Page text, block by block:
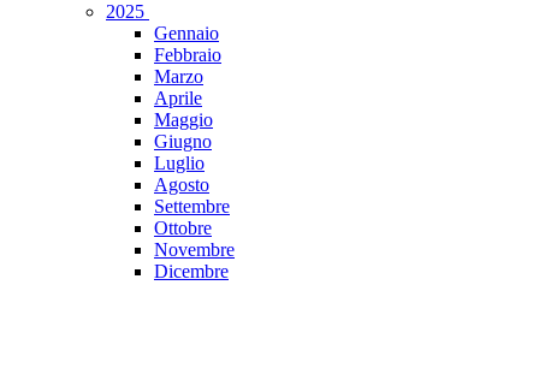
2025
Gennaio
Febbraio
Marzo
Aprile
Maggio
Giugno
Luglio
Agosto
Settembre
Ottobre
Novembre
Dicembre